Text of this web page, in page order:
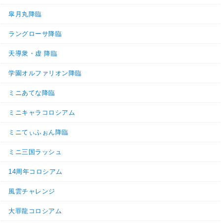
皐月丸降臨
ラングローサ降臨
天導衆・虚 降臨
学園オルファリオン降臨
ミニあてな降臨
ミニキャラコロシアム
ミニてぃふぉん降臨
ミニ三国ラッシュ
14周年コロシアム
風雲チャレンジ
大罪龍コロシアム